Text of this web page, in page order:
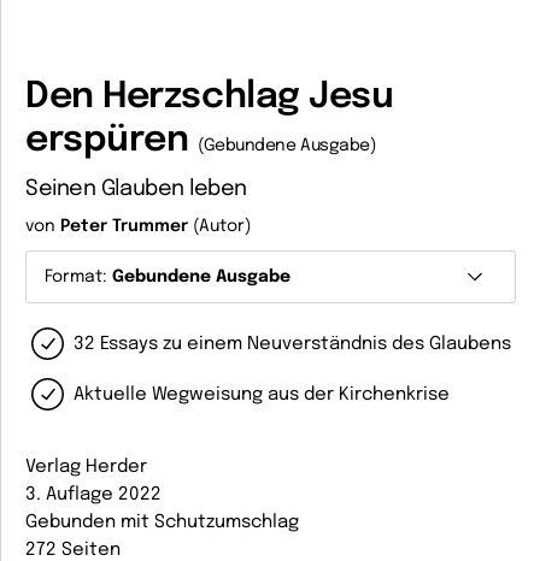
Den Herzschlag Jesu
erspüren
(Gebundene Ausgabe)
Seinen Glauben leben
von Peter Trummer (Autor)
Format: Gebundene Ausgabe
32 Essays zu einem Neuverständnis des Glaubens
Aktuelle Wegweisung aus der Kirchenkrise
Verlag Herder
3. Auflage 2022
Gebunden mit Schutzumschlag
272 Seiten